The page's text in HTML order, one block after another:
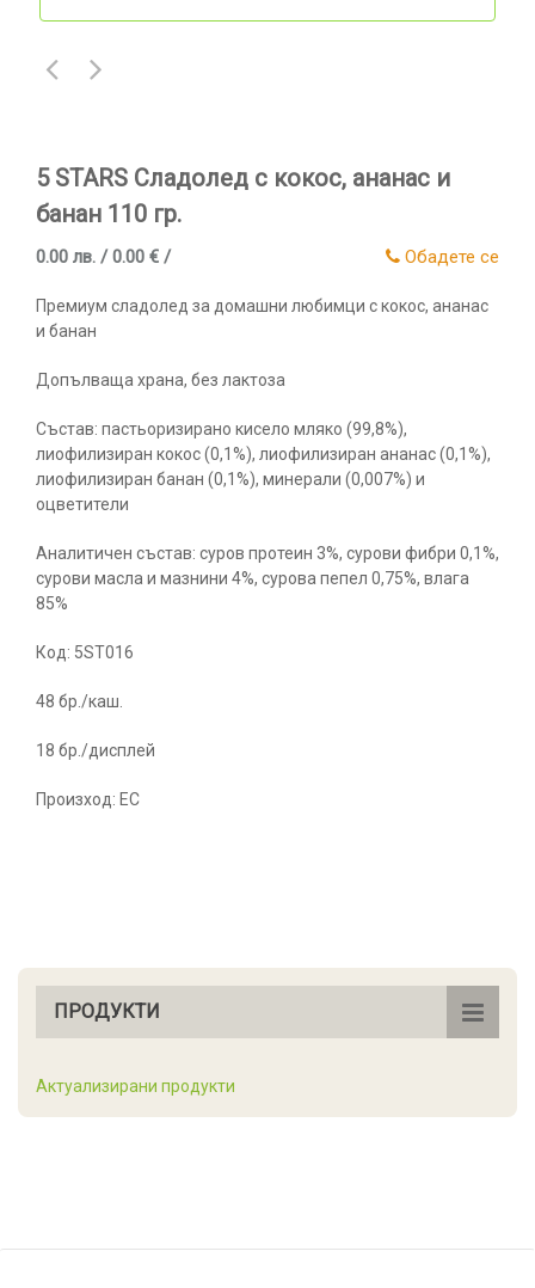
5 STARS Сладолед с кокос, ананас и
банан 110 гр.
0.00 лв. / 0.00 € / Обадете се
Премиум сладолед за домашни любимци с кокос, ананас
и банан
Допълваща храна, без лактоза
Състав: пастьоризирано кисело мляко (99,8%),
лиофилизиран кокос (0,1%), лиофилизиран ананас (0,1%),
лиофилизиран банан (0,1%), минерали (0,007%) и
оцветители
Аналитичен състав: суров протеин 3%, сурови фибри 0,1%,
сурови масла и мазнини 4%, сурова пепел 0,75%, влага
85%
Код: 5ST016
48 бр./каш.
18 бр./дисплей
Произход: ЕС
ПРОДУКТИ
Актуализирани продукти